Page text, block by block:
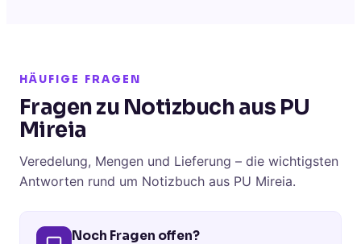
HÄUFIGE FRAGEN
Fragen zu Notizbuch aus PU
Mireia
Veredelung, Mengen und Lieferung – die wichtigsten
Antworten rund um Notizbuch aus PU Mireia.
Noch Fragen offen?